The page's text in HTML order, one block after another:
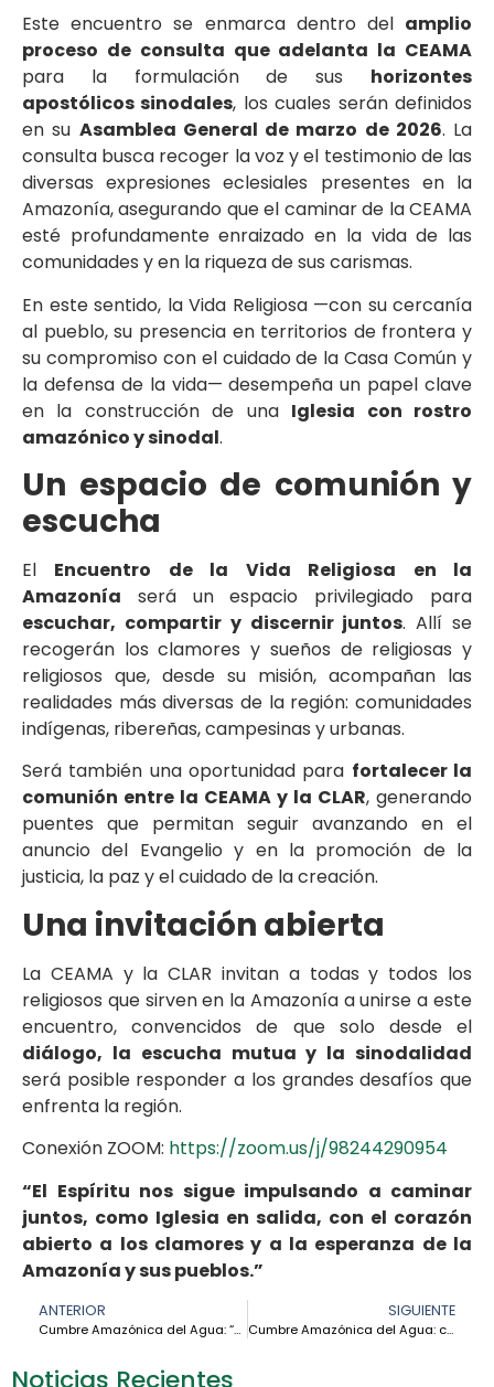
Noticias Recientes
Este encuentro se enmarca dentro del amplio
proceso de consulta que adelanta la CEAMA
para la formulación de sus horizontes
apostólicos sinodales, los cuales serán definidos
en su Asamblea General de marzo de 2026. La
consulta busca recoger la voz y el testimonio de las
diversas expresiones eclesiales presentes en la
Amazonía, asegurando que el caminar de la CEAMA
esté profundamente enraizado en la vida de las
comunidades y en la riqueza de sus carismas.
En este sentido, la Vida Religiosa —con su cercanía
al pueblo, su presencia en territorios de frontera y
su compromiso con el cuidado de la Casa Común y
la defensa de la vida— desempeña un papel clave
en la construcción de una Iglesia con rostro
amazónico y sinodal.
Un espacio de comunión y
escucha
El Encuentro de la Vida Religiosa en la
Amazonía será un espacio privilegiado para
escuchar, compartir y discernir juntos. Allí se
recogerán los clamores y sueños de religiosas y
religiosos que, desde su misión, acompañan las
realidades más diversas de la región: comunidades
indígenas, ribereñas, campesinas y urbanas.
Será también una oportunidad para fortalecer la
comunión entre la CEAMA y la CLAR, generando
puentes que permitan seguir avanzando en el
anuncio del Evangelio y en la promoción de la
justicia, la paz y el cuidado de la creación.
Una invitación abierta
La CEAMA y la CLAR invitan a todas y todos los
religiosos que sirven en la Amazonía a unirse a este
encuentro, convencidos de que solo desde el
diálogo, la escucha mutua y la sinodalidad
será posible responder a los grandes desafíos que
enfrenta la región.
Conexión ZOOM: https://zoom.us/j/98244290954
“El Espíritu nos sigue impulsando a caminar
juntos, como Iglesia en salida, con el corazón
abierto a los clamores y a la esperanza de la
Amazonía y sus pueblos.”
ANTERIOR
Cumbre Amazónica del Agua: “Somos agua, somos vida, somos esperanza” – Cardenal Pedro Barreto
SIGUIENTE
Cumbre Amazónica del Agua: custodiar el agua como don de Dios y derecho humano – Cardenal Michael Czerny